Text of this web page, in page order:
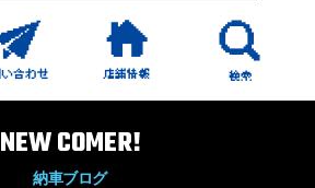
NEW COMER!
納車ブログ